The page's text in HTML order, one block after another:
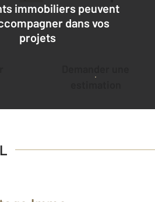
immobiliers peuvent
dans vos
projets